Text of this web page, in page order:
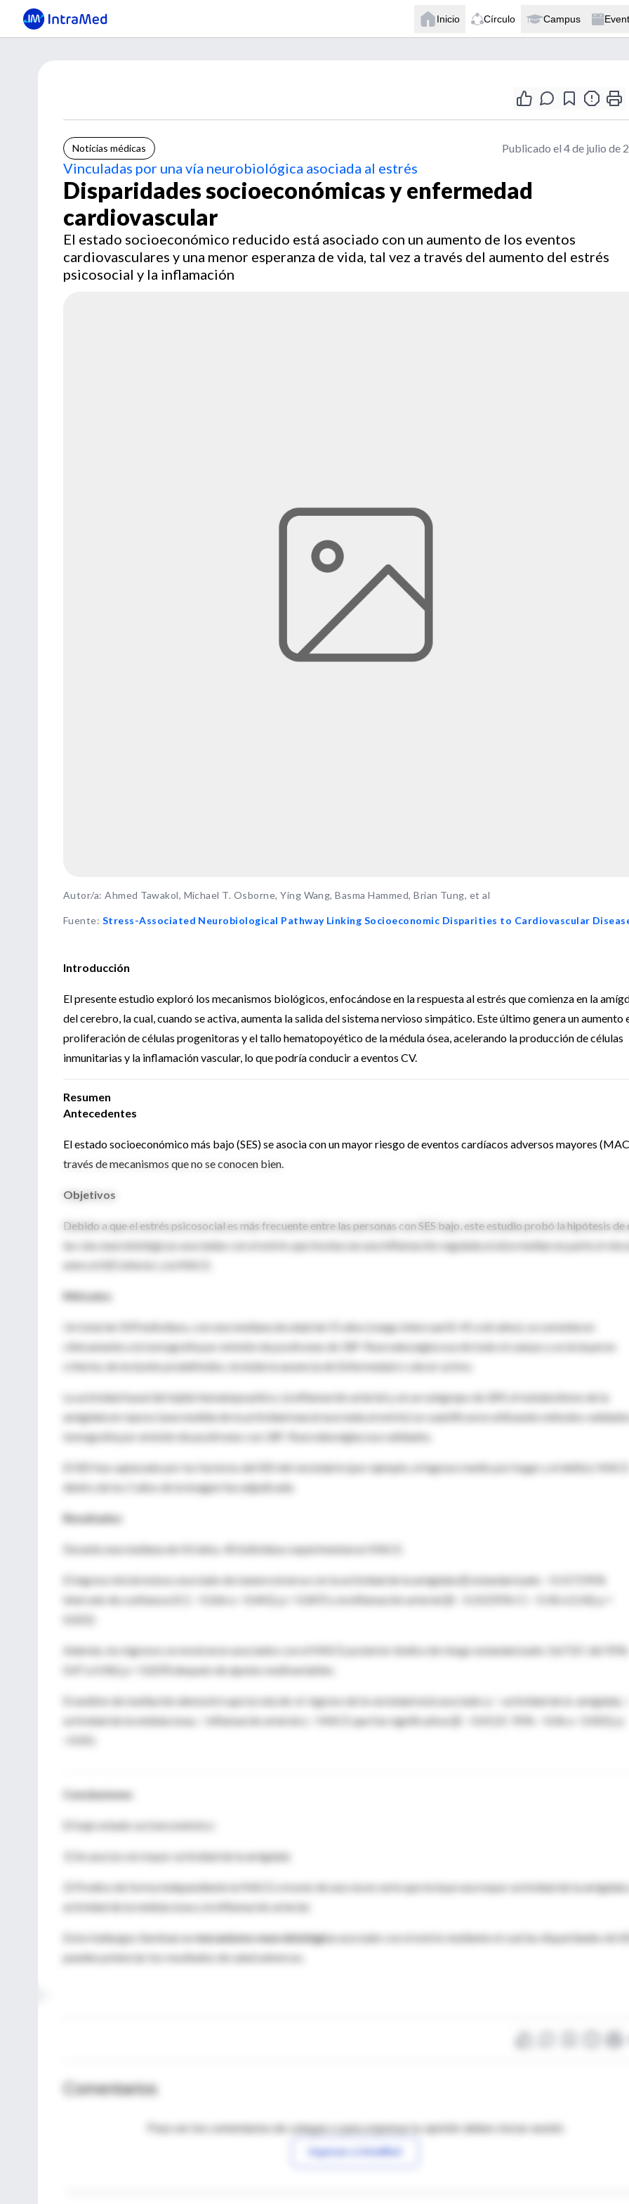
Inicio Círculo Campus
Noticias médicas Publicado el 4 de julio de
Vinculadas por una vía neurobiológica asociada al estrés
Disparidades socioeconómicas y enfermedad
cardiovascular
El estado socioeconómico reducido está asociado con un aumento de los eventos
cardiovasculares y una menor esperanza de vida, tal vez a través del aumento del estrés
psicosocial y la inflamación
Autor/a: Ahmed Tawakol, Michael T. Osborne, Ying Wang, Basma Hammed, Brian Tung, et al
Fuente: Stress-Associated Neurobiological Pathway Linking Socioeconomic Disparities to Cardiovascular
Introducción
El presente estudio exploró los mecanismos biológicos, enfocándose en la respuesta al estrés que comienza en la
del cerebro, la cual, cuando se activa, aumenta la salida del sistema nervioso simpático. Este último genera un aumento
proliferación de células progenitoras y el tallo hematopoyético de la médula ósea, acelerando la producción de células
inmunitarias y la inflamación vascular, lo que podría conducir a eventos CV.
Resumen
Antecedentes
El estado socioeconómico más bajo (SES) se asocia con un mayor riesgo de eventos cardíacos adversos mayores
través de mecanismos que no se conocen bien.
Objetivos
Debido a que el estrés psicosocial es más frecuente entre las personas con SES bajo, este estudio probó la hipótesis de
las vías neurobiológicas asociadas con el estrés que involucran una inflamación regulada al alza median en parte el
entre el SES inferior y la MACE.
Métodos
Un total de 509 individuos, con una mediana de edad de 55 años (rango intercuartil: 45 a 66 años), se sometieron
clínicamente a la tomografía por emisión de positrones de 18F-fluorodeoxiglucosa de todo el cuerpo y se incluyeron
criterios de inclusión predefinidos, incluida la ausencia de Enfermedad o cáncer activo.
La actividad basal del tejido hematopoyético, la inflamación arterial y, en un subgrupo de 289, el metabolismo de la
amígdala en reposo (una medida de la actividad neural asociada al estrés) se cuantificaron utilizando métodos
tomografía por emisión de positrones con 18F-fluorodeoxiglucosa validados.
El SES fue capturado por los factores del SES del vecindario (por ejemplo, el ingreso medio por hogar y el delito). MACE
dentro de los 5 años de la imagen fue adjudicada.
Resultados
Durante una mediana de 4.0 años, 40 individuos experimentaron MACE.
El ingreso inicial estuvo asociado de manera inversa con la actividad de la amígdala (β estandarizado: −0.157 [95%
intervalo de confianza (IC): −0.266 a −0.041]; p = 0.007) y la inflamación arterial (β: −0.10 [95% CI: −0.18 a 0,14]; p =
Además, los ingresos se mostraron asociados con el MACE posterior (índice de riesgo estandarizado: 0,67 [IC del 95%:
0,47 a 0,96]; p = 0,029) después de ajustes multivariables.
El análisis de mediación demostró que la ruta de: el ingreso de la vecindad está asociado a: ↑ actividad de la amígdala,
actividad de la médula ósea, ↑ inflamación arterial y ↑ MACE que fue significativa (β: −0.01 [IC 95%: −0.06 a −0.001]; p
Conclusiones
El bajo estado socioeconómico:
1) Se asocia con mayor actividad de la amígdala
2) Predice de forma independiente la MACE a través de una vía en serie que incluye una mayor actividad de la
actividad de la médula ósea y la inflamación arterial.
Estos hallazgos iluminan unmecanismo neurobiológicoasociado con el estrés mediante el cual las disparidades de
pueden potenciar los resultados de salud adversos.
Comentarios
Para ver los comentarios de colegas o para expresar tu opinión debes iniciar sesión
Ingresar a IntraMed